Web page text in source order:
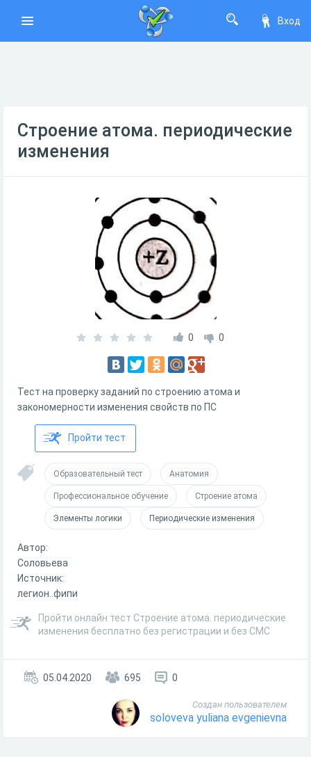
Вход
Строение атома. периодические
изменения
0 0
Тест на проверку заданий по строению атома и
закономерности изменения свойств по ПС
Пройти тест
Образовательный тест Анатомия
Профессиональное обучение Строение атома
Элементы логики Периодические изменения
Автор:
Соловьева
Источник:
легион..фипи
Пройти онлайн тест Строение атома. периодические
изменения бесплатно без регистрации и без СМС
05.04.2020 695 0
Создан пользователем
soloveva yuliana evgenievna